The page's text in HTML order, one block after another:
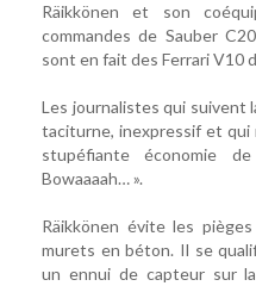
Räikkönen et son
commandes de Sauber
sont en fait des Ferrari V10
Les journalistes qui suivent
taciturne, inexpressif et qui
stupéfiante économie
Bowaaaah… ».
Räikkönen évite les
murets en béton. Il se
un ennui de capteur sur